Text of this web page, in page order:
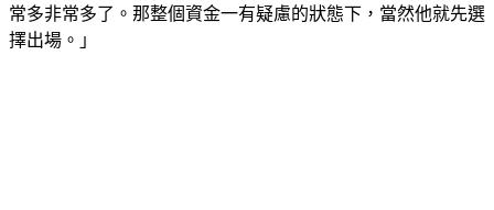
常多非常多了。那整個資金一有疑慮的狀態下，當然他就先選
擇出場。」